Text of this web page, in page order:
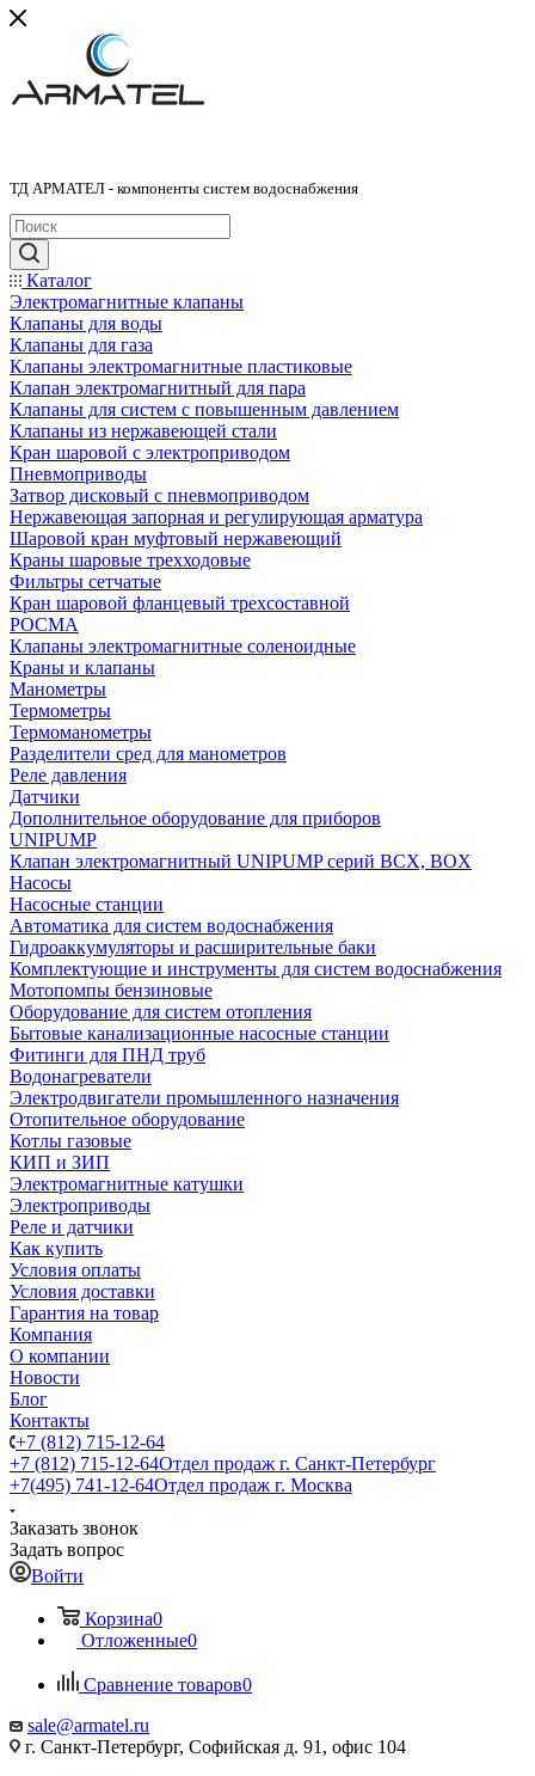
ТД АРМАТЕЛ - компоненты систем водоснабжения
Каталог
Электромагнитные клапаны
Клапаны для воды
Клапаны для газа
Клапаны электромагнитные пластиковые
Клапан электромагнитный для пара
Клапаны для систем с повышенным давлением
Клапаны из нержавеющей стали
Кран шаровой с электроприводом
Пневмоприводы
Затвор дисковый с пневмоприводом
Нержавеющая запорная и регулирующая арматура
Шаровой кран муфтовый нержавеющий
Краны шаровые трехходовые
Фильтры сетчатые
Кран шаровой фланцевый трехсоставной
РОСМА
Клапаны электромагнитные соленоидные
Краны и клапаны
Манометры
Термометры
Термоманометры
Разделители сред для манометров
Реле давления
Датчики
Дополнительное оборудование для приборов
UNIPUMP
Клапан электромагнитный UNIPUMP серий BCX, BOX
Насосы
Насосные станции
Автоматика для систем водоснабжения
Гидроаккумуляторы и расширительные баки
Комплектующие и инструменты для систем водоснабжения
Мотопомпы бензиновые
Оборудование для систем отопления
Бытовые канализационные насосные станции
Фитинги для ПНД труб
Водонагреватели
Электродвигатели промышленного назначения
Отопительное оборудование
Котлы газовые
КИП и ЗИП
Электромагнитные катушки
Электроприводы
Реле и датчики
Как купить
Условия оплаты
Условия доставки
Гарантия на товар
Компания
О компании
Новости
Блог
Контакты
+7 (812) 715-12-64
+7 (812) 715-12-64Отдел продаж г. Санкт-Петербург
+7(495) 741-12-64Отдел продаж г. Москва
Заказать звонок
Задать вопрос
Войти
Корзина0
Отложенные0
Сравнение товаров0
sale@armatel.ru
г. Санкт-Петербург, Софийская д. 91, офис 104